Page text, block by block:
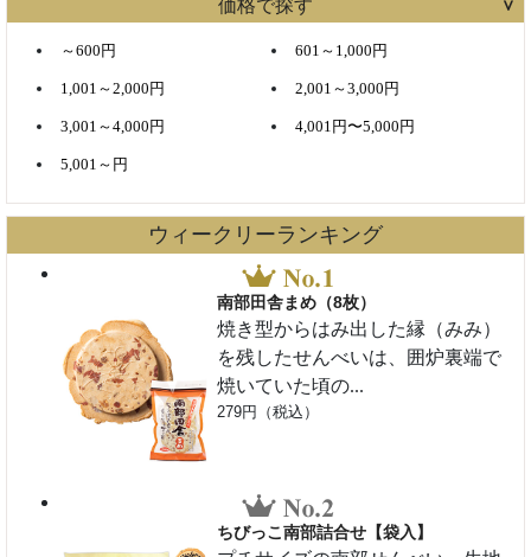
価格で探す
～600円 601～1,000円
1,001～2,000円 2,001～3,000円
3,001～4,000円 4,001円〜5,000円
5,001～円
ウィークリーランキング
南部田舎まめ（8枚）
焼き型からはみ出した縁（みみ）
を残したせんべいは、囲炉裏端で
焼いていた頃の...
279円（税込）
ちびっこ南部詰合せ【袋入】